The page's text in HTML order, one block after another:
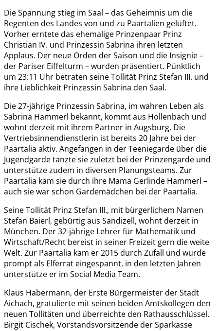
Die Spannung stieg im Saal – das Geheimnis um die
Regenten des Landes von und zu Paartalien gelüftet.
Vorher erntete das ehemalige Prinzenpaar Prinz
Christian IV. und Prinzessin Sabrina ihren letzten
Applaus. Der neue Orden der Saison und die Insignie –
der Pariser Eiffelturm – wurden präsentiert. Pünktlich
um 23:11 Uhr betraten seine Tollität Prinz Stefan III. und
ihre Lieblichkeit Prinzessin Sabrina den Saal.
Die 27-jährige Prinzessin Sabrina, im wahren Leben als
Sabrina Hammerl bekannt, kommt aus Hollenbach und
wohnt derzeit mit ihrem Partner in Augsburg. Die
Vertriebsinnendienstlerin ist bereits 20 Jahre bei der
Paartalia aktiv. Angefangen in der Teeniegarde über die
Jugendgarde tanzte sie zuletzt bei der Prinzengarde und
unterstütze zudem in diversen Planungsteams. Zur
Paartalia kam sie durch ihre Mama Gerlinde Hammerl –
auch sie war schon Gardemädchen bei der Paartalia.
Seine Tollität Prinz Stefan III., mit bürgerlichem Namen
Stefan Baierl, gebürtig aus Sandizell, wohnt derzeit in
München. Der 32-jährige Lehrer für Mathematik und
Wirtschaft/Recht bereist in seiner Freizeit gern die weite
Welt. Zur Paartalia kam er 2015 durch Zufall und wurde
prompt als Elferrat eingespannt, in den letzten Jahren
unterstütze er im Social Media Team.
Klaus Habermann, der Erste Bürgermeister der Stadt
Aichach, gratulierte mit seinen beiden Amtskollegen den
neuen Tollitäten und überreichte den Rathausschlüssel.
Birgit Cischek, Vorstandsvorsitzende der Sparkasse